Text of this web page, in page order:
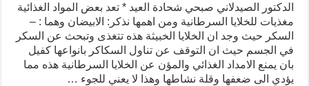
الدكتور الصيدلاني صبحي شحادة العيد * تعد بعض المواد الغذائية
مغذيات للخلايا السرطانية ومن اهمها نذكر: الابيضان وهما : –
السكر حيث وجد ان الخلايا الخبيثة هذه تتغذى وتبحث عن السكر
في الجسم حيث ان التوقف عن تناول السكاكر بانواعها كفيل
بان يمنع الامداد الغذائي والمؤن عن الخلايا السرطانية هذه مما
يؤدي الى ضعفها وقلة نشاطها وهذا لا يعني للجوء …